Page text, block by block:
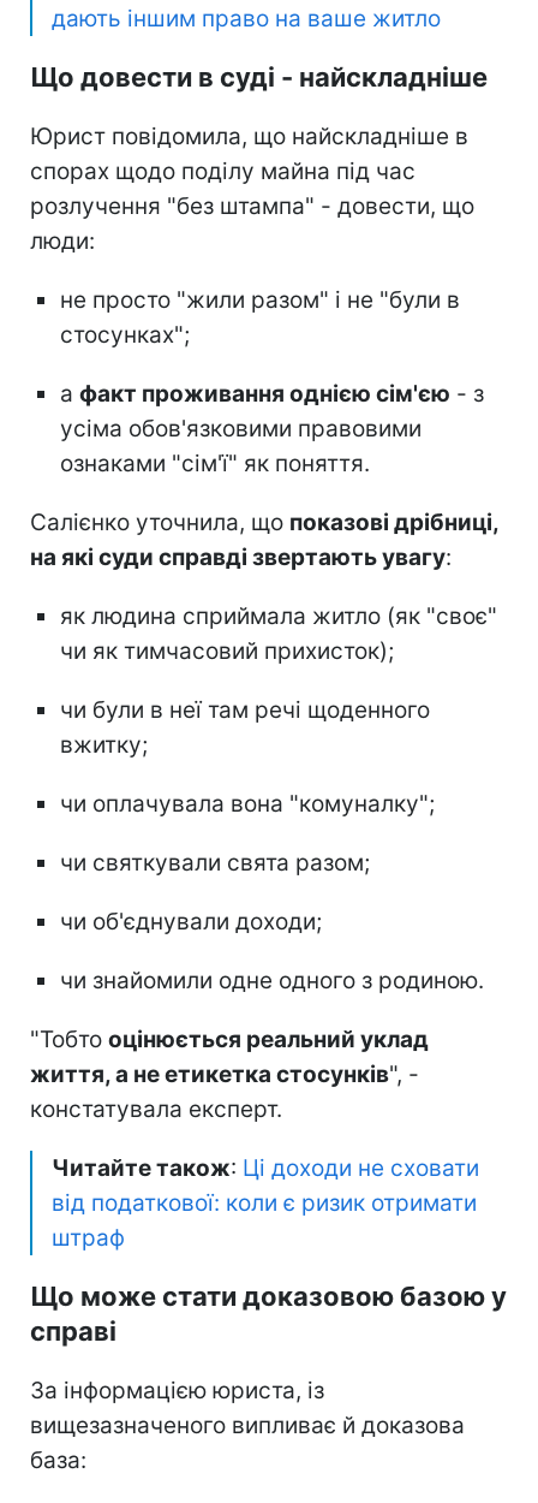
дають іншим право на ваше житло
Що довести в суді - найскладніше
Юрист повідомила, що найскладніше в
спорах щодо поділу майна під час
розлучення "без штампа" - довести, що
люди:
не просто "жили разом" і не "були в
стосунках";
а факт проживання однією сім'єю - з
усіма обов'язковими правовими
ознаками "сім'ї" як поняття.
Салієнко уточнила, що показові дрібниці,
на які суди справді звертають увагу:
як людина сприймала житло (як "своє"
чи як тимчасовий прихисток);
чи були в неї там речі щоденного
вжитку;
чи оплачувала вона "комуналку";
чи святкували свята разом;
чи об'єднували доходи;
чи знайомили одне одного з родиною.
"Тобто оцінюється реальний уклад
життя, а не етикетка стосунків", -
констатувала експерт.
Читайте також: Ці доходи не сховати
від податкової: коли є ризик отримати
штраф
Що може стати доказовою базою у
справі
За інформацією юриста, із
вищезазначеного випливає й доказова
база: